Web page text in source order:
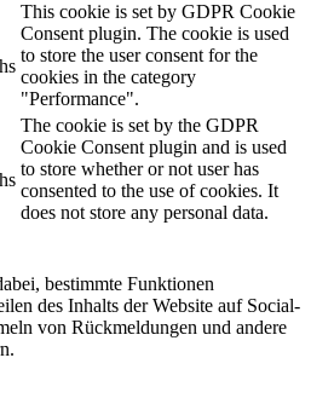
This cookie is set by GDPR Cookie
Consent plugin. The cookie is used
to store the user consent for the
cookies in the category
"Performance".
The cookie is set by the GDPR
Cookie Consent plugin and is used
to store whether or not user has
consented to the use of cookies. It
does not store any personal data.
bestimmte Funktionen
des Inhalts der Website auf Social-
von Rückmeldungen und andere